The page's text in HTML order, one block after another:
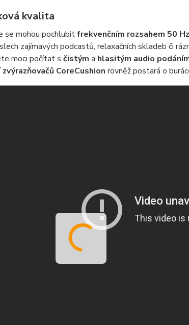
kvalita
se mohou pochlubitfrekvenčním rozsahem 50
zajímavých podcastů, relaxačních skladeb či
moci počítat s čistým a hlasitým audio
CoreCushion rovněž postará o